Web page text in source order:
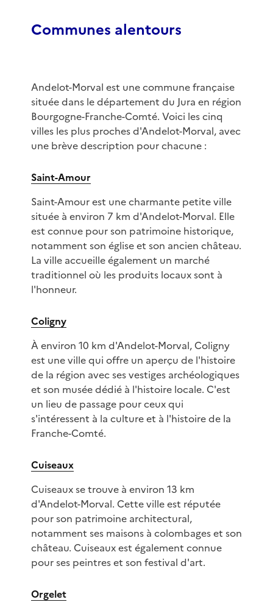
Communes alentours
Andelot-Morval est une commune française
située dans le département du Jura en région
Bourgogne-Franche-Comté. Voici les cinq
villes les plus proches d'Andelot-Morval, avec
une brève description pour chacune :
Saint-Amour
Saint-Amour est une charmante petite ville
située à environ 7 km d'Andelot-Morval. Elle
est connue pour son patrimoine historique,
notamment son église et son ancien château.
La ville accueille également un marché
traditionnel où les produits locaux sont à
l'honneur.
Coligny
À environ 10 km d'Andelot-Morval, Coligny
est une ville qui offre un aperçu de l'histoire
de la région avec ses vestiges archéologiques
et son musée dédié à l'histoire locale. C'est
un lieu de passage pour ceux qui
s'intéressent à la culture et à l'histoire de la
Franche-Comté.
Cuiseaux
Cuiseaux se trouve à environ 13 km
d'Andelot-Morval. Cette ville est réputée
pour son patrimoine architectural,
notamment ses maisons à colombages et son
château. Cuiseaux est également connue
pour ses peintres et son festival d'art.
Orgelet